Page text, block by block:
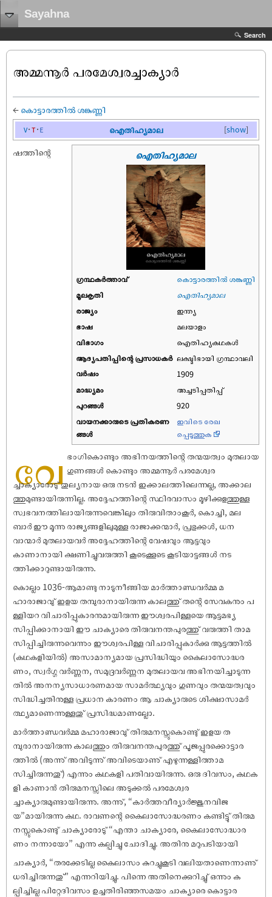
Sayahna
Search
അമ്മന്നൂർ പരമേശ്വരച്ചാക്യാർ
← കൊട്ടാരത്തിൽ ശങ്കുണ്ണി
[show]
v t e ഐതിഹ്യമാല
ഐതിഹ്യമാല
ഗ്രന്ഥകർത്താവ്
കൊട്ടാരത്തിൽ ശങ്കുണ്ണി
മൂലകൃതി
ഐതിഹ്യമാല
രാജ്യം
ഇന്ത്യ
ഭാഷ
മലയാളം
വിഭാഗം
ഐതിഹ്യകഥകൾ
ആദ്യപതിപ്പിന്റെ പ്രസാധകര്‍ ലക്ഷ്മിഭായി ഗ്രന്ഥാവലി
വര്‍ഷം
1909
മാദ്ധ്യമം
അച്ചടിപ്പതിപ്പ്
പുറങ്ങള്‍
920
വായനക്കാരുടെ പ്രതികരണ
ങ്ങള്‍
ഇവിടെ രേഖ
പ്പെടുത്തുക
വേ
ഷത്തിന്റെ
ഭംഗികൊണ്ടും അഭിനയത്തിന്റെ തന്മയത്വം മുതലായ
ഗുണങ്ങൾ കൊണ്ടും അമ്മന്നൂർ പരമേശ്വര
ച്ചാക്യാരോടു് തുല്യനായ ഒരു നടൻ ഇക്കാലത്തിലെന്നല്ല, അക്കാല
ത്തുമുണ്ടായിരുന്നില്ല. അദ്ദേഹത്തിന്റെ സ്ഥിരവാസം മൂഴിക്കുളത്തുള്ള
സ്വഭവനത്തിലായിരുന്നുവെങ്കിലും തിരുവിതാംകൂർ, കൊച്ചി, മല
ബാർ ഈ മൂന്നു രാജ്യങ്ങളിലുമുള്ള രാജാക്കന്മാർ, പ്രഭുക്കൾ, ധന
വാന്മാർ മുതലായവർ അദ്ദേഹത്തിന്റെ വേ‌ഷവും ആട്ടവും
കാണാനായി ക്ഷണിച്ചുവരുത്തി കൂടെക്കൂടെ കൂടിയാട്ടങ്ങൾ നട
ത്തിക്കാറുണ്ടായിരുന്നു.
കൊല്ലം 1036-ആമാണ്ടു നാടുനീങ്ങിയ മാർത്താണ്ഡവർമ്മ മ
ഹാരാജാവു് ഇളയ തമ്പുരാനായിരുന്ന കാലത്തു് തന്റെ സേവകനും പ
ള്ളിയറ വിചാരിപ്പുകാരനുമായിരുന്ന ഈശ്വരപിള്ളയെ ആട്ടമഭ്യ
സിപ്പിക്കാനായി ഈ ചാക്യാരെ തിരുവനന്തപുരത്തു് വരുത്തി താമ
സിപ്പിച്ചിരുന്നുവെന്നും ഈശ്വരപിള്ള വിചാരിപ്പുകാർക്കു ആട്ടത്തിൽ
(കഥകളിയിൽ) അസാമാന്യമായ പ്രസിദ്ധിയും കൈലാസോദ്ധര
ണം, സ്വർഗ്ഗ വർണ്ണന, സമുദ്രവർണ്ണന മുതലായവ അഭിനയിച്ചാടുന്ന
തിൽ അനന്യസാധാരണമായ സാമർത്ഥ്യവും ഗുണവും തന്മയത്വവും
സിദ്ധിച്ചതിനുള്ള പ്രധാന കാരണം ആ ചാക്യാരുടെ ശിക്ഷാസാമർ
ത്ഥ്യമാണെന്നുള്ളതു് പ്രസിദ്ധമാണല്ലോ.
മാർത്താണ്ഡവർമ്മ മഹാരാജാവു് തിരുമനസ്സുകൊണ്ടു് ഇളയ ത
മ്പുരാനായിരുന്ന കാലത്തും തിരുവനന്തപുരത്തു് പൂജപ്പുരക്കൊട്ടാര
ത്തിൽ (അന്നു് അവിടുന്നു് അവിടെയാണു് എഴുന്നള്ളിത്താമ
സിച്ചിരുന്നതു്) എന്നും കഥകളി പതിവായിരുന്നു. ഒരു ദിവസം, കഥക
ളി കാണാൻ തിരുമനസ്സിലെ അടുക്കൽ പരമേശ്വര
ച്ചാക്യാരുമുണ്ടായിരുന്നു. അന്നു്, “കാർത്തവീര്യാർജ്ജുനവിജ
യ”മായിരുന്നു കഥ. രാവണന്റെ കൈലാസോദ്ധരണം കണ്ടിട്ടു് തിരുമ
നസ്സുകൊണ്ടു് ചാക്യാരോടു് “എന്താ ചാക്യാരേ, കൈലാസോദ്ധാര
ണം നന്നായോ” എന്നു കല്പിച്ചു ചോദിച്ചു. അതിനു മറുപടിയായി
ചാക്യാർ, “തരക്കേടില്ല കൈലാസം കുറച്ചുകൂടി വലിയതാണെന്നാണു്
ധരിച്ചിരുന്നതു്” എന്നറിയിച്ചു. പിന്നെ അതിനെക്കുറിച്ചു് ഒന്നും ക
ല്പിച്ചില്ല പിറ്റേദിവസം ഉച്ചതിരിഞ്ഞസമയം ചാക്യാരെ കൊട്ടാര